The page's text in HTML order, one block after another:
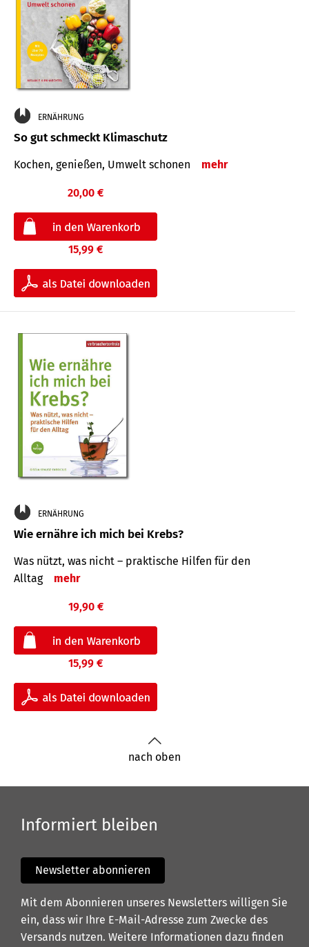
ERNÄHRUNG
So gut schmeckt Klimaschutz
Kochen, genießen, Umwelt schonen mehr
20,00 €
15,99 €
ERNÄHRUNG
Wie ernähre ich mich bei Krebs?
Was nützt, was nicht – praktische Hilfen für den
Alltag
mehr
19,90 €
15,99 €
nach oben
Informiert bleiben
Newsletter abonnieren
Mit dem Abonnieren unseres Newsletters willigen Sie
ein, dass wir Ihre E-Mail-Adresse zum Zwecke des
Versands nutzen. Weitere Informationen dazu finden